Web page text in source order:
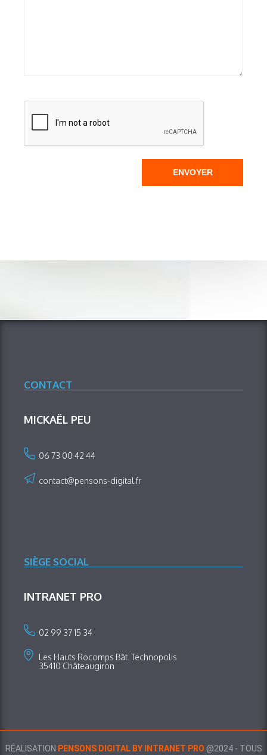
ENVOYER
CONTACT
MICKAËL PEU
06 73 00 42 44
contact@pensons-digital.fr
SIÈGE SOCIAL
INTRANET PRO
02 99 37 15 34
Les Hauts Rocomps Bât. Technopolis
35410 Châteaugiron
RÉALISATION PENSONS DIGITAL BY INTRANET PRO @2024 - TOUS